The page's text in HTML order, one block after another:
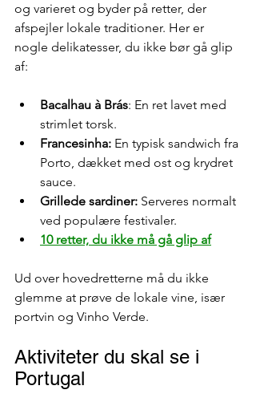
og varieret og byder på retter, der
afspejler lokale traditioner. Her er
nogle delikatesser, du ikke bør gå glip
af:
Bacalhau à Brás: En ret lavet med
strimlet torsk.
Francesinha: En typisk sandwich fra
Porto, dækket med ost og krydret
sauce.
Grillede sardiner: Serveres normalt
ved populære festivaler.
10 retter, du ikke må gå glip af
Ud over hovedretterne må du ikke
glemme at prøve de lokale vine, især
portvin og Vinho Verde.
Aktiviteter du skal se i
Portugal